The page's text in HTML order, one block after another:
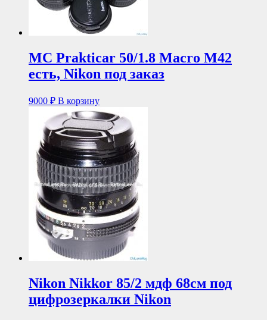
MC Prakticar 50/1.8 Macro М42
есть, Nikon под заказ
9000 ₽ В корзину
Nikon Nikkor 85/2 мдф 68см под
цифрозеркалки Nikon